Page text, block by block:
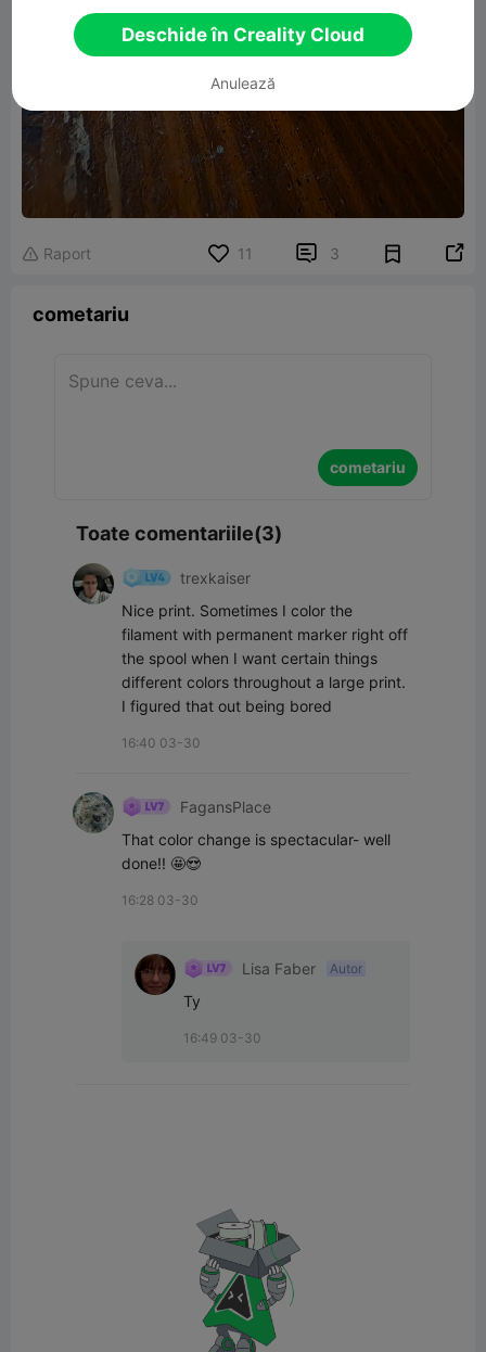
 Raport 11  3 
cometariu
cometariu
Toate comentariile(3)
trexkaiser
Nice print. Sometimes I color the
filament with permanent marker right ￼off
the spool when I want certain things
different colors throughout a large print.
I figured that out being bored ￼￼￼
16:40 03-30
FagansPlace
That color change is spectacular- well
done!! 🤩😍
16:28 03-30
Lisa Faber Autor
Ty
16:49 03-30
Deschide în Creality Cloud
Anulează